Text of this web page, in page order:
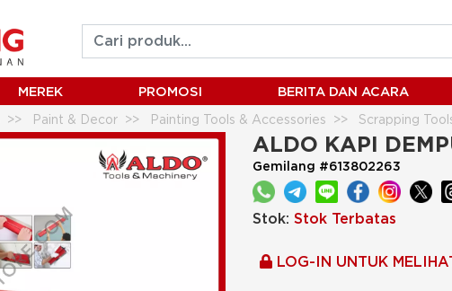
MEREK PROMOSI BERITA DAN ACARA
Paint & Decor Painting Tools & Accessories Scrapping
ALDO KAPI
Gemilang #613802263
Stok: Stok Terbatas
LOG-IN UNTUK